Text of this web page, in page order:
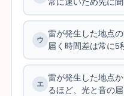
雷が発生した地点
届く時間差は常に5
雷が発生した地点
るほど、光と音の